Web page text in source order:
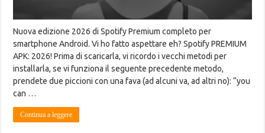
Nuova edizione 2026 di Spotify Premium completo per
smartphone Android. Vi ho fatto aspettare eh? Spotify PREMIUM
APK: 2026! Prima di scaricarla, vi ricordo i vecchi metodi per
installarla, se vi funziona il seguente precedente metodo,
prendete due piccioni con una fava (ad alcuni va, ad altri no): “you
can …
Continua a leggere